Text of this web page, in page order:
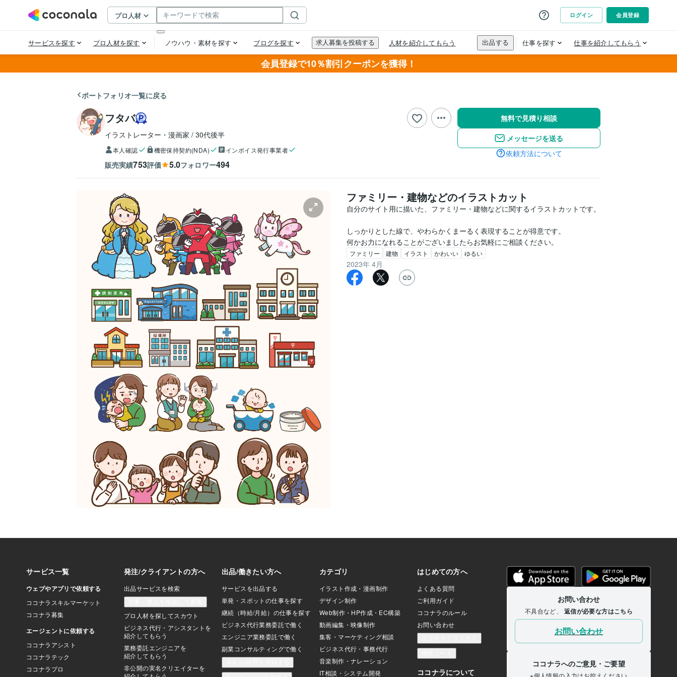
会員登録で10％割引クーポンを獲得！
ポートフォリオ一覧に戻る
フタバ
イラストレーター・漫画家 30代後半
本人確認 機密保持契約(NDA) インボイス発行事業者
販売実績753評価 5.0フォロワー494
無料で見積り相談
メッセージを送る
依頼方法について
ファミリー・建物などのイラストカット
自分のサイト用に描いた、ファミリー・建物などに関するイラストカットです。
しっかりとした線で、やわらかくまーるく表現することが得意です。
何かお力になれることがございましたらお気軽にご相談ください。
ファミリー 建物 イラスト かわいい ゆるい
2023年 4月